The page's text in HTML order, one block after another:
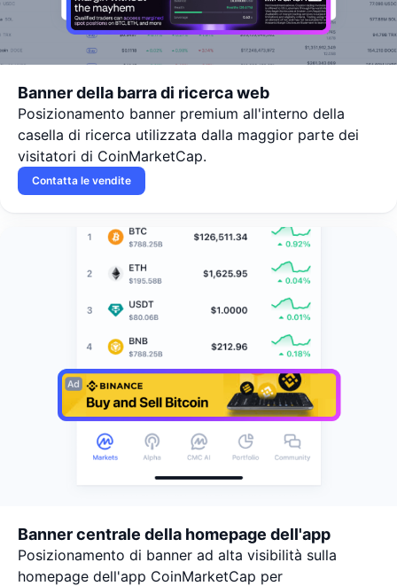
Banner della barra di ricerca web
Posizionamento banner premium all'interno della
casella di ricerca utilizzata dalla maggior parte dei
visitatori di CoinMarketCap.
Contatta le vendite
Banner centrale della homepage dell'app
Posizionamento di banner ad alta visibilità sulla
homepage dell'app CoinMarketCap per